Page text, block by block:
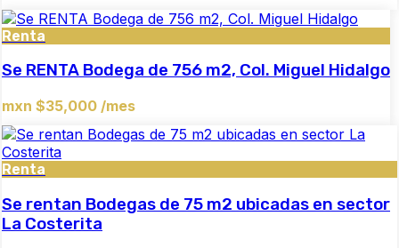
Renta
Se RENTA Bodega de 756 m2, Col. Miguel Hidalgo
mxn $35,000 /mes
Renta
Se rentan Bodegas de 75 m2 ubicadas en sector
La Costerita